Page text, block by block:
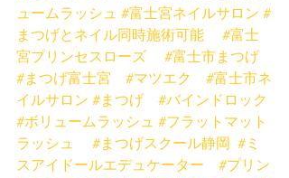
ュームラッシュ #富士宮ネイルサロン #
まつげとネイル同時施術可能
#富士
宮プリンセスローズ
#富士市まつげ
#まつげ富士宮
#マツエク
#富士市ネ
イルサロン #まつげ
#バインドロック
#ボリュームラッシュ #フラットマット
ラッシュ
#まつげスクール静岡 #ミ
スアイドールエデュケーター
#プリン